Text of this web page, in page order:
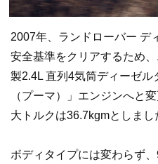
2007年、ランドローバー デ
安全基準をクリアするため
製2.4L 直列4気筒ディーゼ
（プーマ）」エンジンへと
大トルクは36.7kgmとしまし
ボディタイプには変わらず